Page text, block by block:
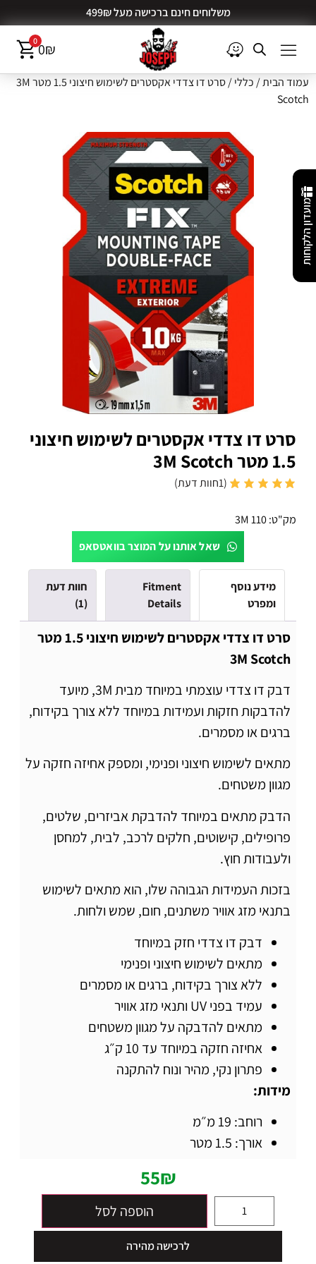
משלוחים חינם ברכישה מעל 499₪
00₪
מועדון הלקוחות
עמוד הבית/ כללי
/ סרט דו צדדי אקסטרים לשימוש חיצוני 1.5 מטר 3M
Scotch
סרט דו צדדי אקסטרים לשימוש חיצוני
1.5 מטר 3M Scotch
(
1חוות דעת)
מק"ט:3M 110
שאל אותנו על המוצר בוואטסאפ
מידע נוסף
ומפרט
Fitment
Details
חוות דעת
(1)
סרט דו צדדי אקסטרים לשימוש חיצוני 1.5 מטר
3M Scotch
דבק דו צדדי עוצמתי במיוחד מבית 3M, מיועד
להדבקות חזקות ועמידות במיוחד ללא צורך בקידוח,
ברגים או מסמרים.
מתאים לשימוש חיצוני ופנימי, ומספק אחיזה חזקה על
מגוון משטחים.
הדבק מתאים במיוחד להדבקת אביזרים, שלטים,
פרופילים, קישוטים, חלקים לרכב, לבית, למחסן
ולעבודות חוץ.
בזכות העמידות הגבוהה שלו, הוא מתאים לשימוש
בתנאי מזג אוויר משתנים, חום, שמש ולחות.
דבק דו צדדי חזק במיוחד
מתאים לשימוש חיצוני ופנימי
ללא צורך בקידוח, ברגים או מסמרים
עמיד בפני UV ותנאי מזג אוויר
מתאים להדבקה על מגוון משטחים
אחיזה חזקה במיוחד עד 10 ק״ג
פתרון נקי, מהיר ונוח להתקנה
מידות:
רוחב: 19 מ״מ
אורך: 1.5 מטר
55₪
הוספה לסל
לרכישה מהירה